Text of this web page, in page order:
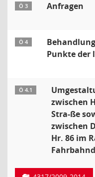
Ö 3 Anfragen
Ö 4
Punkte der
Ö 4.1
zwischen
Stra-ße
zwischen
Hr. 86 im